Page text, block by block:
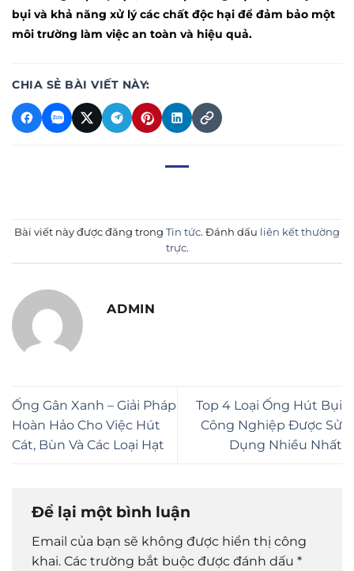
bụi và khả năng xử lý các chất độc hại để đảm bảo một
môi trường làm việc an toàn và hiệu quả.
CHIA SẺ BÀI VIẾT NÀY:
Bài viết này được đăng trong Tin tức. Đánh dấu liên kết thường
trực.
ADMIN
Ống Gân Xanh – Giải Pháp
Hoàn Hảo Cho Việc Hút
Cát, Bùn Và Các Loại Hạt
Top 4 Loại Ống Hút Bụi
Công Nghiệp Được Sử
Dụng Nhiều Nhất
Để lại một bình luận
Email của bạn sẽ không được hiển thị công
khai. Các trường bắt buộc được đánh dấu *